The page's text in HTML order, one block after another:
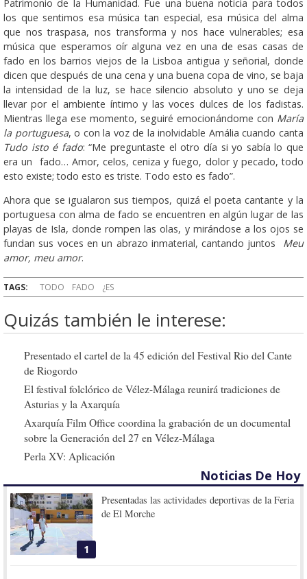
Patrimonio de la Humanidad. Fue una buena noticia para todos
los que sentimos esa música tan especial, esa música del alma
que nos traspasa, nos transforma y nos hace vulnerables; esa
música que esperamos oír alguna vez en una de esas casas de
fado en los barrios viejos de la Lisboa antigua y señorial, donde
dicen que después de una cena y una buena copa de vino, se baja
la intensidad de la luz, se hace silencio absoluto y uno se deja
llevar por el ambiente íntimo y las voces dulces de los fadistas.
Mientras llega ese momento, seguiré emocionándome con María
la portuguesa, o con la voz de la inolvidable Amália cuando canta
Tudo isto é fado: “Me preguntaste el otro día si yo sabía lo que
era un fado… Amor, celos, ceniza y fuego, dolor y pecado, todo
esto existe; todo esto es triste. Todo esto es fado”.
Ahora que se igualaron sus tiempos, quizá el poeta cantante y la
portuguesa con alma de fado se encuentren en algún lugar de las
playas de Isla, donde rompen las olas, y mirándose a los ojos se
fundan sus voces en un abrazo inmaterial, cantando juntos Meu
amor, meu amor.
TAGS: TODO FADO ¿ES
Quizás también le interese:
Presentado el cartel de la 45 edición del Festival Rio del Cante
de Riogordo
El festival folclórico de Vélez-Málaga reunirá tradiciones de
Asturias y la Axarquía
Axarquía Film Office coordina la grabación de un documental
sobre la Generación del 27 en Vélez-Málaga
Perla XV: Aplicación
Noticias De Hoy
1
Presentadas las actividades deportivas de la Feria
de El Morche